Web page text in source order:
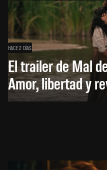
HACE 2 DÍAS
El trailer de Mal
Amor, libertad y